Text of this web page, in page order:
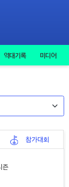
역대기록 미디어
참가대회
즌